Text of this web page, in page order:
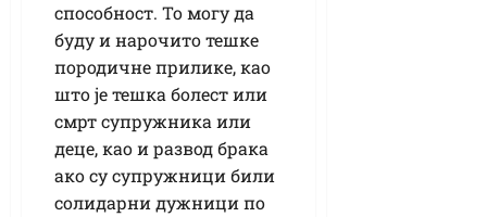
способност. То могу да
буду и нарочито тешке
породичне прилике, као
што је тешка болест или
смрт супружника или
деце, као и развод брака
ако су супружници били
солидарни дужници по